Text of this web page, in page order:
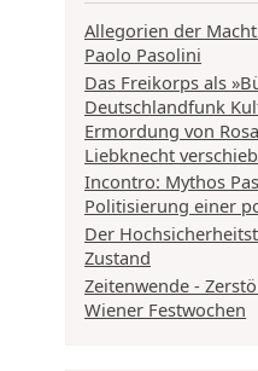
Allegorien der
Paolo Pasolini
Das Freikorps als
Deutschlandfunk
Ermordung von
Liebknecht
Incontro: Mythos
Politisierung einer
Der
Zustand
Zeitenwende -
Wiener Festwochen